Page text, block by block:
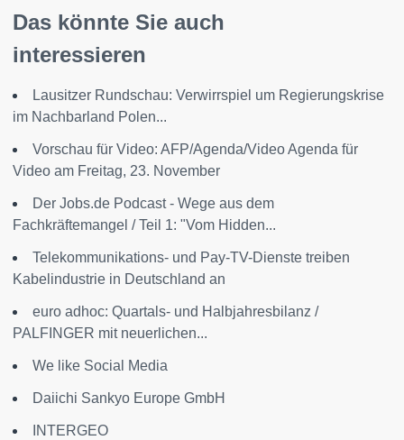
Das könnte Sie auch
interessieren
Lausitzer Rundschau: Verwirrspiel um Regierungskrise
im Nachbarland Polen...
Vorschau für Video: AFP/Agenda/Video Agenda für
Video am Freitag, 23. November
Der Jobs.de Podcast - Wege aus dem
Fachkräftemangel / Teil 1: "Vom Hidden...
Telekommunikations- und Pay-TV-Dienste treiben
Kabelindustrie in Deutschland an
euro adhoc: Quartals- und Halbjahresbilanz /
PALFINGER mit neuerlichen...
We like Social Media
Daiichi Sankyo Europe GmbH
INTERGEO